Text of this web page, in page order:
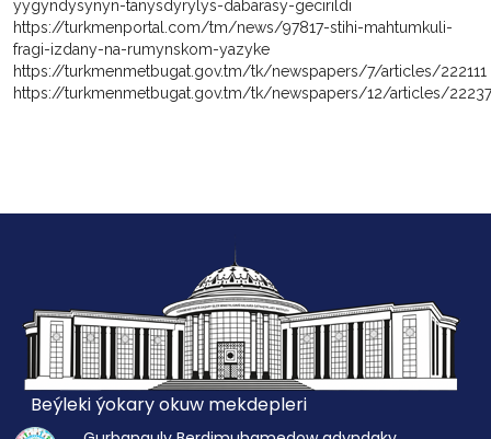
yygyndysynyn-tanysdyrylys-dabarasy-gecirildi
https://turkmenportal.com/tm/news/97817-stihi-mahtumkuli-
fragi-izdany-na-rumynskom-yazyke
https://turkmenmetbugat.gov.tm/tk/newspapers/7/articles/222111
https://turkmenmetbugat.gov.tm/tk/newspapers/12/articles/
Beýleki ýokary okuw mekdepleri